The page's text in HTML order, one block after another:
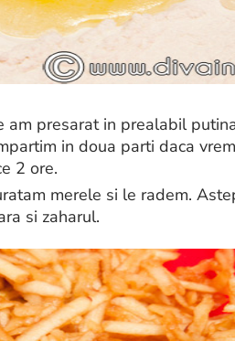
presarat in prealabil
in doua parti daca
2 ore.
merele si le radem.
si zaharul.